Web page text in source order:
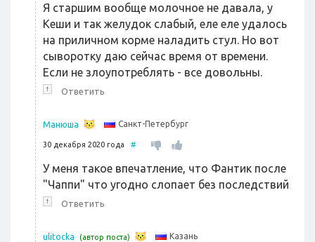
Я старшим вообще молочное не давала, у
Кеши и так желудок слабый, еле еле удалось
на приличном корме наладить стул. Но вот
сыворотку даю сейчас время от времени.
Если не злоупотреблять - все довольны.
↑ Ответить
Манюша Санкт-Петербург
30 декабря 2020 года #
У меня такое впечатление, что Фантик после
"Чаппи" что угодно слопает без последствий
↑ Ответить
ulitocka (автор поста) Казань